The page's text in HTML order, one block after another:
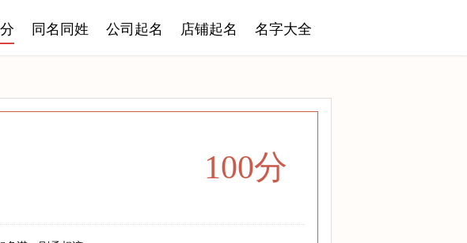
同名同姓 公司起名 店铺起名 名字大全
100分